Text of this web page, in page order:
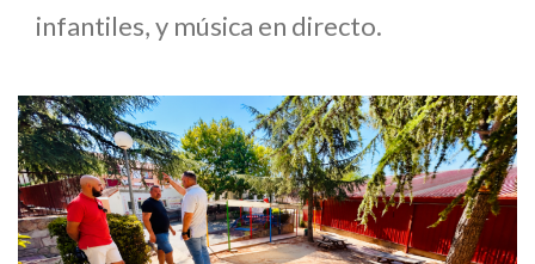
infantiles, y música en directo.